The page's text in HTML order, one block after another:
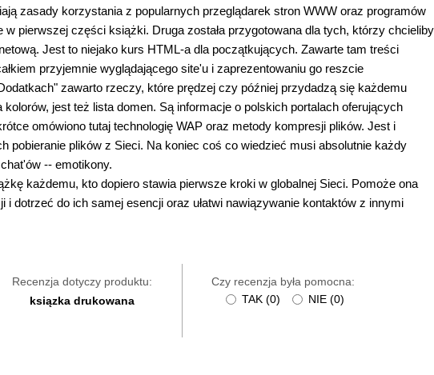
zasady korzystania z popularnych przeglądarek stron WWW oraz programów
pierwszej części książki. Druga została przygotowana dla tych, którzy chcieliby
Jest to niejako kurs HTML-a dla początkujących. Zawarte tam treści
przyjemnie wyglądającego site'u i zaprezentowaniu go reszcie
zawarto rzeczy, które prędzej czy później przydadzą się każdemu
jest też lista domen. Są informacje o polskich portalach oferujących
omówiono tutaj technologię WAP oraz metody kompresji plików. Jest i
pobieranie plików z Sieci. Na koniec coś co wiedzieć musi absolutnie każdy
-- emotikony.
każdemu, kto dopiero stawia pierwsze kroki w globalnej Sieci. Pomoże ona
dotrzeć do ich samej esencji oraz ułatwi nawiązywanie kontaktów z innymi
Recenzja dotyczy produktu:
ksiązka drukowana
Czy recenzja była pomocna:
TAK (0) NIE (0)